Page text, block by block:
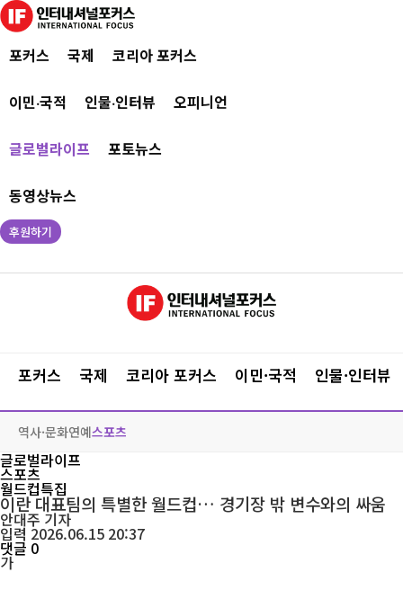
포커스 국제 코리아 포커스
이민·국적 인물·인터뷰 오피니언
글로벌라이프 포토뉴스
동영상뉴스
후원하기
포커스 국제 코리아 포커스 이민·국적 인물·인터뷰
역사·문화연예스포츠
글로벌라이프
스포츠
월드컵특집
이란 대표팀의 특별한 월드컵… 경기장 밖 변수와의 싸움
안대주기자
입력 2026.06.15 20:37
댓글 0
가